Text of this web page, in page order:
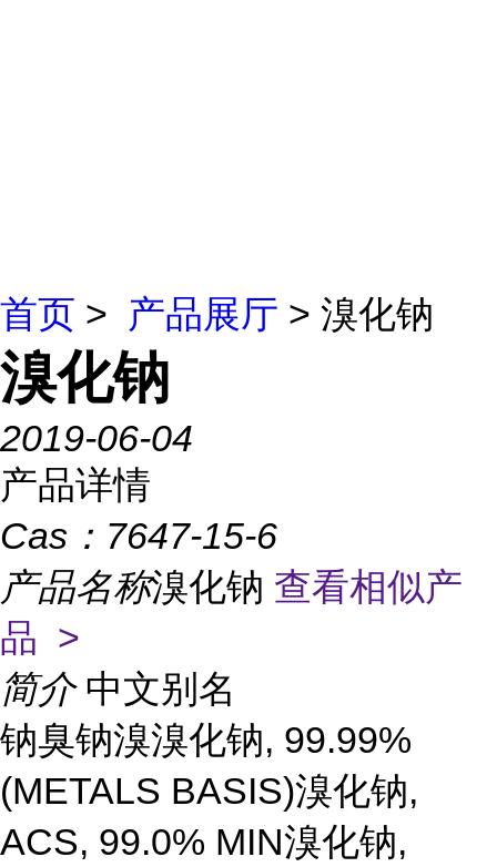
首页 > 产品展厅 > 溴化钠
溴化钠
2019-06-04
产品详情
Cas： 7647-15-6
产品名称溴化钠 查看相似产
品 >
简介 中文别名
钠臭钠溴溴化钠, 99.99%
(METALS BASIS)溴化钠,
ACS, 99.0% MIN溴化钠,